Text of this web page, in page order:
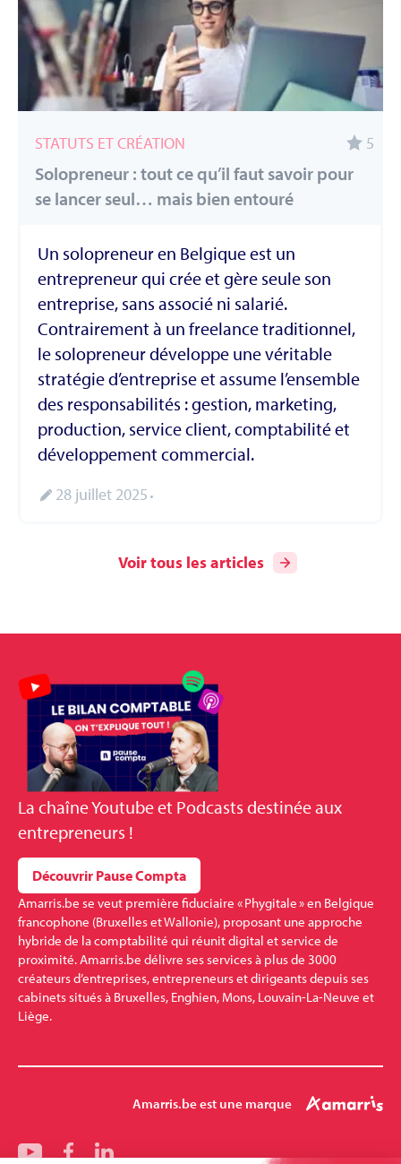
STATUTS ET CRÉATION 5
Solopreneur : tout ce qu’il faut savoir pour
se lancer seul… mais bien entouré
Un solopreneur en Belgique est un
entrepreneur qui crée et gère seule son
entreprise, sans associé ni salarié.
Contrairement à un freelance traditionnel,
le solopreneur développe une véritable
stratégie d’entreprise et assume l’ensemble
des responsabilités : gestion, marketing,
production, service client, comptabilité et
développement commercial.
28 juillet 2025
Voir tous les articles
La chaîne Youtube et Podcasts destinée aux
entrepreneurs !
Découvrir Pause Compta
Amarris.be se veut première fiduciaire « Phygitale » en Belgique
francophone (Bruxelles et Wallonie), proposant une approche
hybride de la comptabilité qui réunit digital et service de
proximité. Amarris.be délivre ses services à plus de 3000
créateurs d’entreprises, entrepreneurs et dirigeants depuis ses
cabinets situés à Bruxelles, Enghien, Mons, Louvain-La-Neuve et
Liège.
Amarris.be est une marque